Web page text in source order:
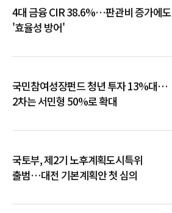
4대 금융 CIR 38.6%…판관비 증가에도
'효율성 방어'
국민참여성장펀드 청년 투자 13%대…
2차는 서민형 50%로 확대
국토부, 제2기 노후계획도시특위
출범…대전 기본계획안 첫 심의